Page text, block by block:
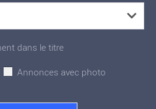
dans le titre
Annonces avec photo